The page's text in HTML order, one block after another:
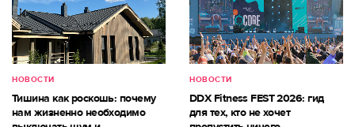
НОВОСТИ
Тишина как роскошь: почему
нам жизненно необходимо
НОВОСТИ
DDX Fitness FEST 2026: гид
для тех, кто не хочет